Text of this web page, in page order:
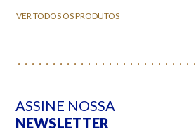
VER TODOS OS PRODUTOS
ASSINE NOSSA
NEWSLETTER